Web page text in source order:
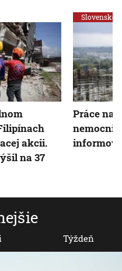
Týždeň
akcii.
na 37
Slovensko
Práce na